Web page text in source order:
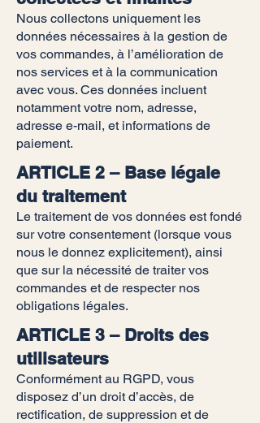
Nous collectons uniquement les
données nécessaires à la gestion de
vos commandes, à l’amélioration de
nos services et à la communication
avec vous. Ces données incluent
notamment votre nom, adresse,
adresse e-mail, et informations de
paiement.
ARTICLE 2 – Base légale
du traitement
Le traitement de vos données est fondé
sur votre consentement (lorsque vous
nous le donnez explicitement), ainsi
que sur la nécessité de traiter vos
commandes et de respecter nos
obligations légales.
ARTICLE 3 – Droits des
utilisateurs
Conformément au RGPD, vous
disposez d’un droit d’accès, de
rectification, de suppression et de